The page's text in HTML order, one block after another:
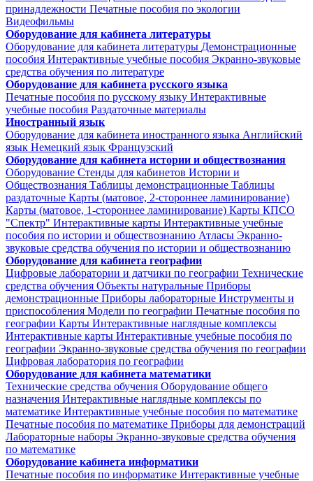
принадлежности Печатные пособия по экологии
Видеофильмы
Оборудование для кабинета литературы
Оборудование для кабинета литературы Демонстрационные
пособия Интерактивные учебные пособия Экранно-звуковые
средства обучения по литературе
Оборудование для кабинета русского языка
Печатные пособия по русскому языку Интерактивные
учебные пособия Раздаточные материалы
Иностранный язык
Оборудование для кабинета иностранного языка Английский
язык Немецкий язык Французский
Оборудование для кабинета истории и обществознания
Оборудование Стенды для кабинетов Истории и
Обществознания Таблицы демонстрационные Таблицы
раздаточные Карты (матовое, 2-стороннее ламинирование)
Карты (матовое, 1-стороннее ламинирование) Карты КПСО
"Спектр" Интерактивные карты Интерактивные учебные
пособия по истории и обществознанию Атласы Экранно-
звуковые средства обучения по истории и обществознанию
Оборудование для кабинета географии
Цифровые лаборатории и датчики по географии Технические
средства обучения Объекты натуральные Приборы
демонстрационные Приборы лабораторные Инструменты и
приспособления Модели по географии Печатные пособия по
географии Карты Интерактивные наглядные комплексы
Интерактивные карты Интерактивные учебные пособия по
географии Экранно-звуковые средства обучения по географии
Цифровая лаборатория по географии
Оборудование для кабинета математики
Технические средства обучения Оборудование общего
назначения Интерактивные наглядные комплексы по
математике Интерактивные учебные пособия по математике
Печатные пособия по математике Приборы для демонстраций
Лабораторные наборы Экранно-звуковые средства обучения
по математике
Оборудование кабинета информатики
Печатные пособия по информатике Интерактивные учебные